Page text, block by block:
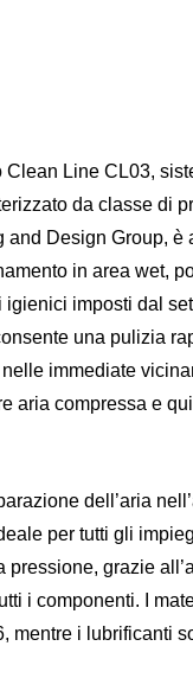
Clean Line CL03,
da classe di
and Design Group, è
in area wet,
imposti dal
una pulizia
immediate
aria compressa e
dell’aria
per tutti gli
grazie
i componenti. I
mentre i lubrificanti